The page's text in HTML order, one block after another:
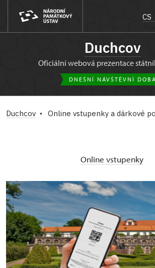
CS
Duchcov
oficiální webová prezentace
DNEŠNÍ NÁVŠTĚVNÍ DOBA
Duchcov Online vstupenky a dárkové
Online vstupenky